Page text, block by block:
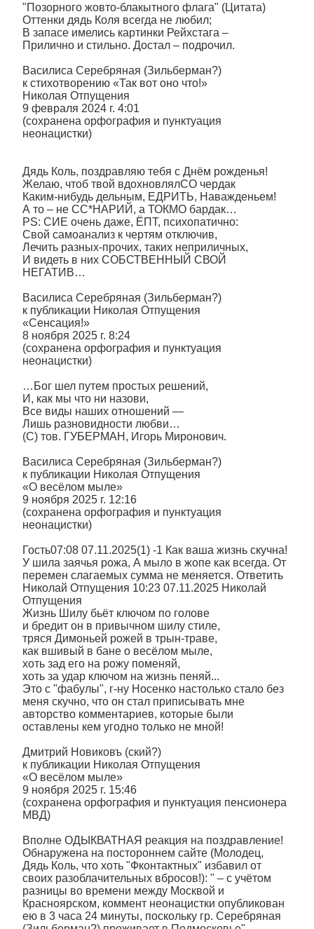
"Позорного жовто-блакытного флага" (Цитата)
Оттенки дядь Коля всегда не любил;
В запасе имелись картинки Рейхстага –
Прилично и стильно. Достал – подрочил.
Василиса Серебряная (Зильберман?)
к стихотворению «Так вот оно что!»
Николая Отпущения
9 февраля 2024 г. 4:01
(сохранена орфография и пунктуация
неонацистки)
Дядь Коль, поздравляю тебя с Днём рожденья!
Желаю, чтоб твой вдохновлялСО чердак
Каким-нибудь дельным, ЕДРИТЬ, Наважденьем!
А то – не СС*НАРИЙ, а ТОКМО бардак…
PS: СИЕ очень даже, ЁПТ, психопатично:
Свой самоанализ к чертям отключив,
Лечить разных-прочих, таких неприличных,
И видеть в них СОБСТВЕННЫЙ СВОЙ
НЕГАТИВ…
Василиса Серебряная (Зильберман?)
к публикации Николая Отпущения
«Сенсация!»
8 ноября 2025 г. 8:24
(сохранена орфография и пунктуация
неонацистки)
…Бог шел путем простых решений,
И, как мы что ни назови,
Все виды наших отношений —
Лишь разновидности любви…
(С) тов. ГУБЕРМАН, Игорь Миронович.
Василиса Серебряная (Зильберман?)
к публикации Николая Отпущения
«О весёлом мыле»
9 ноября 2025 г. 12:16
(сохранена орфография и пунктуация
неонацистки)
Гость07:08 07.11.2025(1) -1 Как ваша жизнь скучна!
У шила заячья рожа, А мыло в жопе как всегда. От
перемен слагаемых сумма не меняется. Ответить
Николай Отпущения 10:23 07.11.2025 Николай
Отпущения
Жизнь Шилу бьёт ключом по голове
и бредит он в привычном шилу стиле,
тряся Димоньей рожей в трын-траве,
как вшивый в бане о весёлом мыле,
хоть зад его на рожу поменяй,
хоть за удар ключом на жизнь пеняй...
Это с "фабулы", г-ну Носенко настолько стало без
меня скучно, что он стал приписывать мне
авторство комментариев, которые были
оставлены кем угодно только не мной!
Дмитрий Новиковъ (ский?)
к публикации Николая Отпущения
«О весёлом мыле»
9 ноября 2025 г. 15:46
(сохранена орфография и пунктуация пенсионера
МВД)
Вполне ОДЫКВАТНАЯ реакция на поздравление!
Обнаружена на постороннем сайте (Молодец,
Дядь Коль, что хоть "Фконтактных" избавил от
своих разоблачительных вбросов!): " – с учётом
разницы во времени между Москвой и
Красноярском, коммент неонацистки опубликован
ею в 3 часа 24 минуты, поскольку гр. Серебряная